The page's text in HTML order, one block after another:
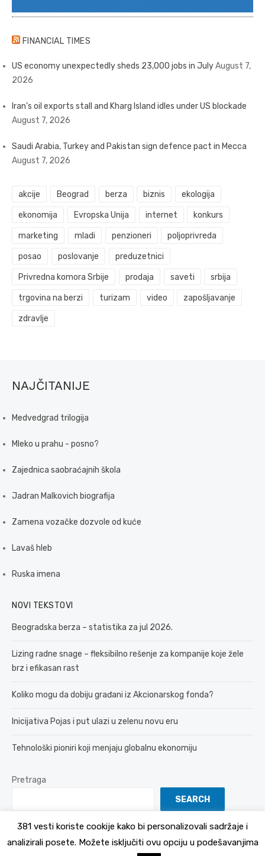
FINANCIAL TIMES
US economy unexpectedly sheds 23,000 jobs in JulyAugust 7,
2026
Iran’s oil exports stall and Kharg Island idles under US blockade
August 7, 2026
Saudi Arabia, Turkey and Pakistan sign defence pact in Mecca
August 7, 2026
akcije Beograd berza biznis ekologija
ekonomija Evropska Unija internet konkurs
marketing mladi penzioneri poljoprivreda
posao poslovanje preduzetnici
Privredna komora Srbije prodaja saveti srbija
trgovina na berzi turizam video zapošljavanje
zdravlje
NAJČITANIJE
Medvedgrad trilogija
Mleko u prahu - posno?
Zajednica saobraćajnih škola
Jadran Malkovich biografija
Zamena vozačke dozvole od kuće
Lavaš hleb
Ruska imena
NOVI TEKSTOVI
Beogradska berza – statistika za jul 2026.
Lizing radne snage – fleksibilno rešenje za kompanije koje žele
brz i efikasan rast
Koliko mogu da dobiju građani iz Akcionarskog fonda?
Inicijativa Pojas i put ulazi u zelenu novu eru
Tehnološki pioniri koji menjaju globalnu ekonomiju
Pretraga
SEARCH
Politika Privatnosti
381 vesti koriste cookije kako bi personalizovali sadržaje i
analizirali posete. Možete isključiti ovu opciju u podešavanjima